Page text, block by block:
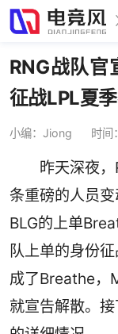
RNG战队
征战LPL夏
小编：Jiong 时
昨天深夜
条重磅的人员
BLG的上单
队上单的身份
成了Breathe，
就宣告解散。